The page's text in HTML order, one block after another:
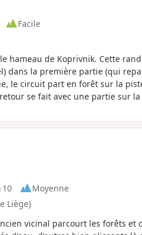
Facile
hameau de Koprivnik. Cette
dans la première partie (qui
le circuit part en forêt sur la
se fait avec une partie sur
10
Moyenne
Liège)
vicinal parcourt les forêts et